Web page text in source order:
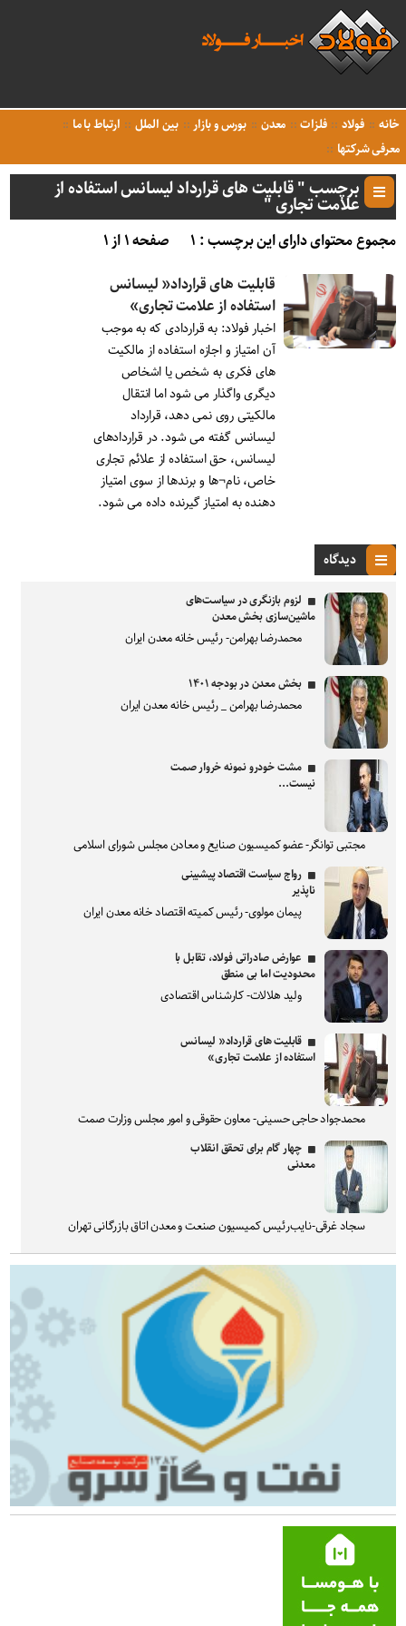
خانه فولاد فلزات معدن بورس و بازار بین الملل
ارتباط با ما
معرفی شرکتها
برچسب " قابلیت های قرارداد لیسانس استفاده از
علامت تجاری "
مجموع محتوای دارای این برچسب : ۱
صفحه ۱ از ۱
قابلیت های قرارداد« لیسانس
استفاده از علامت تجاری»
اخبار فولاد: به قراردادی که به موجب
آن امتیاز و اجازه استفاده از مالکیت
های فکری به شخص یا اشخاص
دیگری واگذار می شود اما انتقال
مالکیتی روی نمی دهد، قرارداد
لیسانس گفته می شود. در قراردادهای
لیسانس، حق استفاده از علائم تجاری
خاص، نام¬ها و برندها از سوی امتیاز
دهنده به امتیاز گیرنده داده می شود.
دیدگاه
لزوم بازنگری در سیاست‌های
ماشین‌سازی بخش معدن
محمدرضا بهرامن- رئیس خانه معدن ایران
بخش معدن در بودجه ۱۴۰۱
محمدرضا بهرامن _ رئیس خانه معدن ایران
مشت خودرو نمونه خروار صمت
نیست...
مجتبی توانگر- عضو کمیسیون صنایع و معادن مجلس شورای اسلامی
رواج سیاست اقتصاد پیشبینی
ناپذیر
پیمان مولوی- رئیس کمیته اقتصاد خانه معدن ایران
عوارض صادراتی فولاد، تقابل با
محدودیت اما بی منطق
ولید هلالات- کارشناس اقتصادی
قابلیت های قرارداد« لیسانس
استفاده از علامت تجاری»
محمدجواد حاجی حسینی- معاون حقوقی و امور مجلس وزارت صمت
چهار گام برای تحقق انقلاب
معدنی
سجاد غرقی-نایب‌رئیس کمیسیون صنعت و معدن اتاق بازرگانی تهران